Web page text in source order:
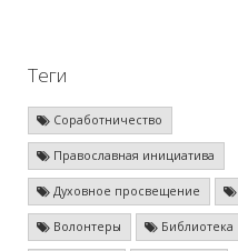
Теги
Соработничество
Православная инициатива
Духовное просвещение
Волонтеры Библиотека